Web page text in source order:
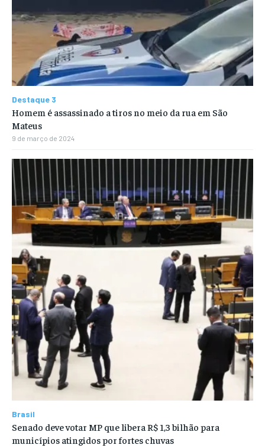
Destaque 3
Homem é assassinado a tiros no meio da rua em São
Mateus
9 de março de 2024
Brasil
Senado deve votar MP que libera R$ 1,3 bilhão para
municípios atingidos por fortes chuvas